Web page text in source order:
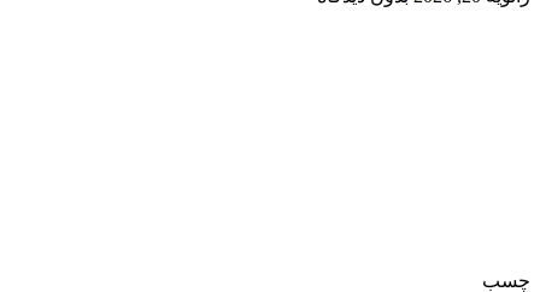
چسب